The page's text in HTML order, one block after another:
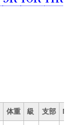
体重 級 支部 Mo